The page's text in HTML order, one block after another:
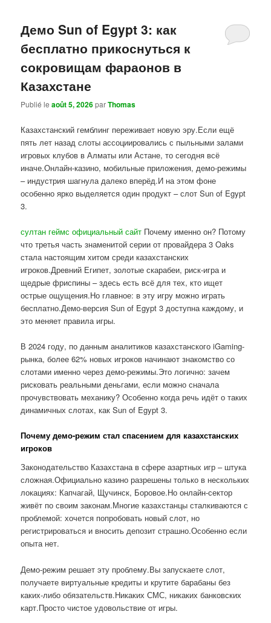
Демо Sun of Egypt 3: как
бесплатно прикоснуться к
сокровищам фараонов в
Казахстане
Publié leaoût 5, 2026parThomas
Казахстанский гемблинг переживает новую эру.Если ещё
пять лет назад слоты ассоциировались с пыльными залами
игровых клубов в Алматы или Астане, то сегодня всё
иначе.Онлайн-казино, мобильные приложения, демо-режимы
– индустрия шагнула далеко вперёд.И на этом фоне
особенно ярко выделяется один продукт – слот Sun of Egypt
3.
султан геймс официальный сайт Почему именно он? Потому
что третья часть знаменитой серии от провайдера 3 Oaks
стала настоящим хитом среди казахстанских
игроков.Древний Египет, золотые скарабеи, риск-игра и
щедрые фриспины – здесь есть всё для тех, кто ищет
острые ощущения.Но главное: в эту игру можно играть
бесплатно.Демо-версия Sun of Egypt 3 доступна каждому, и
это меняет правила игры.
В 2024 году, по данным аналитиков казахстанского iGaming-
рынка, более 62% новых игроков начинают знакомство со
слотами именно через демо-режимы.Это логично: зачем
рисковать реальными деньгами, если можно сначала
прочувствовать механику? Особенно когда речь идёт о таких
динамичных слотах, как Sun of Egypt 3.
Почему демо-режим стал спасением для казахстанских
игроков
Законодательство Казахстана в сфере азартных игр – штука
сложная.Официально казино разрешены только в нескольких
локациях: Капчагай, Щучинск, Боровое.Но онлайн-сектор
живёт по своим законам.Многие казахстанцы сталкиваются с
проблемой: хочется попробовать новый слот, но
регистрироваться и вносить депозит страшно.Особенно если
опыта нет.
Демо-режим решает эту проблему.Вы запускаете слот,
получаете виртуальные кредиты и крутите барабаны без
каких-либо обязательств.Никаких СМС, никаких банковских
карт.Просто чистое удовольствие от игры.